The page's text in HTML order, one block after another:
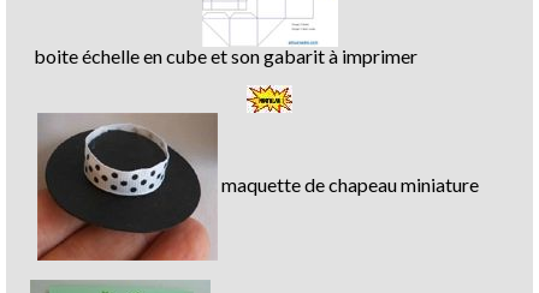
boite échelle en cube et son gabarit à imprimer
maquette de chapeau miniature